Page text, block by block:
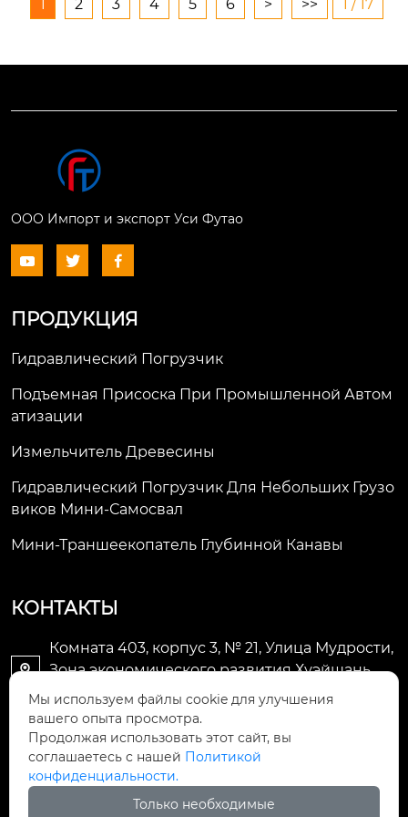
производства и тра
гнуць назапашванн
1 2 3 4 5 6 > >> 1 / 17
ООО Импорт и экспорт Уси Футао
  
ПРОДУКЦИЯ
Гидравлический Погрузчик
Подъемная Присоска При Промышленной Автом
Атизации
Измельчитель Древесины
Гидравлический Погрузчик Для Небольших Грузо
Виков Мини-Самосвал
Мини-Траншеекопатель Глубинной Канавы
КОНТАКТЫ

Комната 403, корпус 3, № 21, Улица Мудрости,
Зона экономического развития Хуэйшань,
 li@futaogroup.com
 +86-13665163520
Мы используем файлы cookie для улучшения
вашего опыта просмотра.
Продолжая использовать этот сайт, вы
соглашаетесь с нашей Политикой
конфиденциальности.
Только необходимые